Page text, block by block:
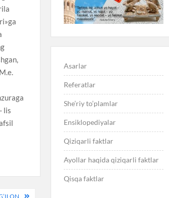
lis
Asarlar
Referatlar
She’riy to’plamlar
Ensiklopediyalar
Qiziqarli faktlar
Ayollar haqida qiziqarli faktlar
Qisqa faktlar